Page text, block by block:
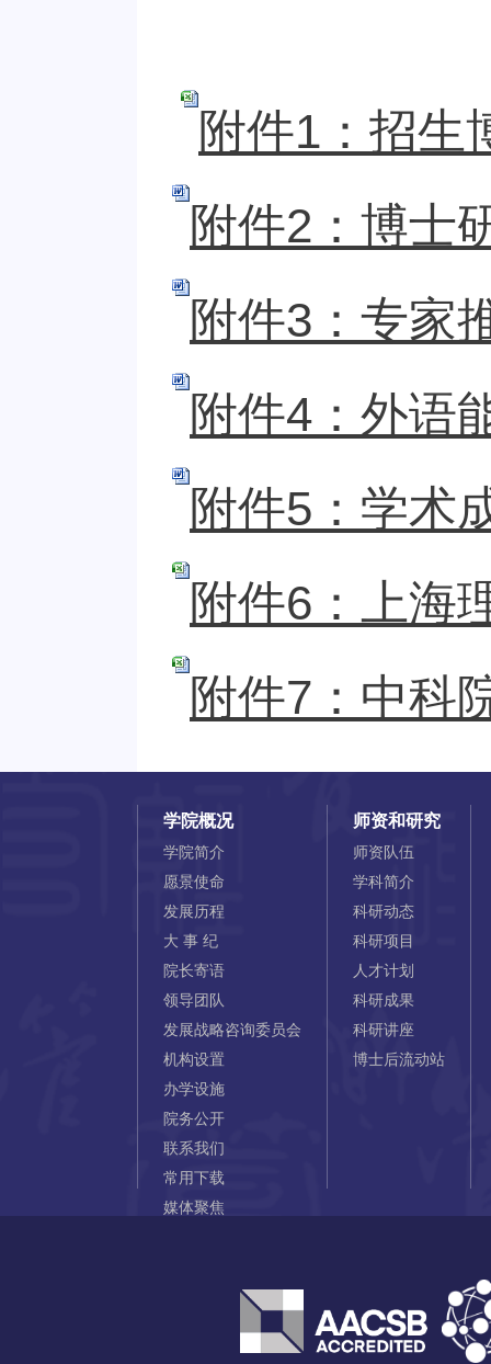
附件1：招生
附件2：博士
附件3：专家
附件4：外语
附件5：学术
附件6：上海
附件7：中科
学院概况
学院简介
愿景使命
发展历程
大 事 纪
院长寄语
领导团队
发展战略咨询委员会
机构设置
办学设施
院务公开
联系我们
常用下载
媒体聚焦
师资和研究
师资队伍
学科简介
科研动态
科研项目
人才计划
科研成果
科研讲座
博士后流动站